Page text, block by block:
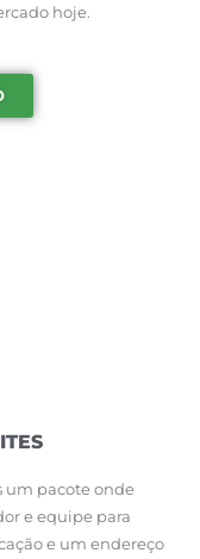
hoje.
um pacote onde
e equipe para
e um endereço